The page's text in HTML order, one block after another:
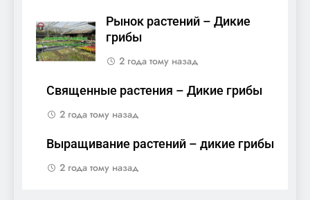
Рынок растений – Дикие
грибы
2 года тому назад
Священные растения – Дикие грибы
2 года тому назад
Выращивание растений – дикие грибы
2 года тому назад